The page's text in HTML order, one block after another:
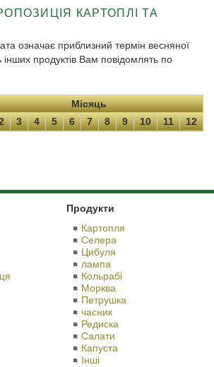
КАРТОПЛІ ТА
означає приблизний термін весняної
інших продуктів Вам повідомлять по
Місяць
3 4 5 6 7 8 9 10 11 12
Продукти
Картопля
Селера
Цибуля
лампа
Кольрабі
Морква
Петрушка
часник
Редиска
Салати
Капуста
Іншi